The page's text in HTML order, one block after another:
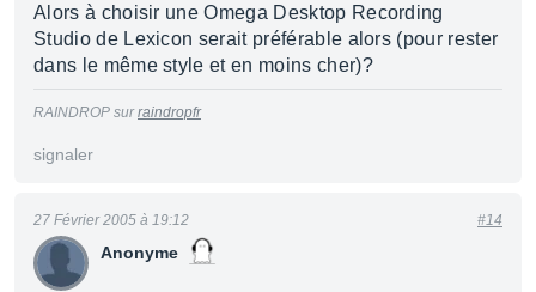
Alors à choisir une Omega Desktop Recording
Studio de Lexicon serait préférable alors (pour rester
dans le même style et en moins cher)?
RAINDROP surraindropfr
signaler
Anonyme
27 Février 2005 à 19:12 #14